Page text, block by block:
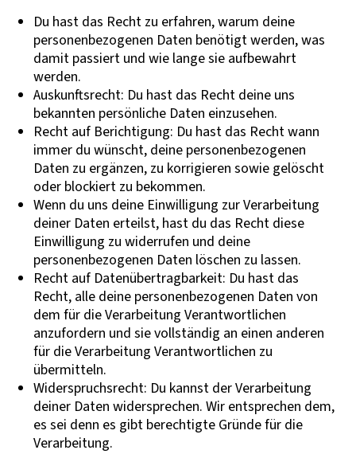
Du hast das Recht zu erfahren, warum deine
personenbezogenen Daten benötigt werden, was
damit passiert und wie lange sie aufbewahrt
werden.
Auskunftsrecht: Du hast das Recht deine uns
bekannten persönliche Daten einzusehen.
Recht auf Berichtigung: Du hast das Recht wann
immer du wünscht, deine personenbezogenen
Daten zu ergänzen, zu korrigieren sowie gelöscht
oder blockiert zu bekommen.
Wenn du uns deine Einwilligung zur Verarbeitung
deiner Daten erteilst, hast du das Recht diese
Einwilligung zu widerrufen und deine
personenbezogenen Daten löschen zu lassen.
Recht auf Datenübertragbarkeit: Du hast das
Recht, alle deine personenbezogenen Daten von
dem für die Verarbeitung Verantwortlichen
anzufordern und sie vollständig an einen anderen
für die Verarbeitung Verantwortlichen zu
übermitteln.
Widerspruchsrecht: Du kannst der Verarbeitung
deiner Daten widersprechen. Wir entsprechen dem,
es sei denn es gibt berechtigte Gründe für die
Verarbeitung.